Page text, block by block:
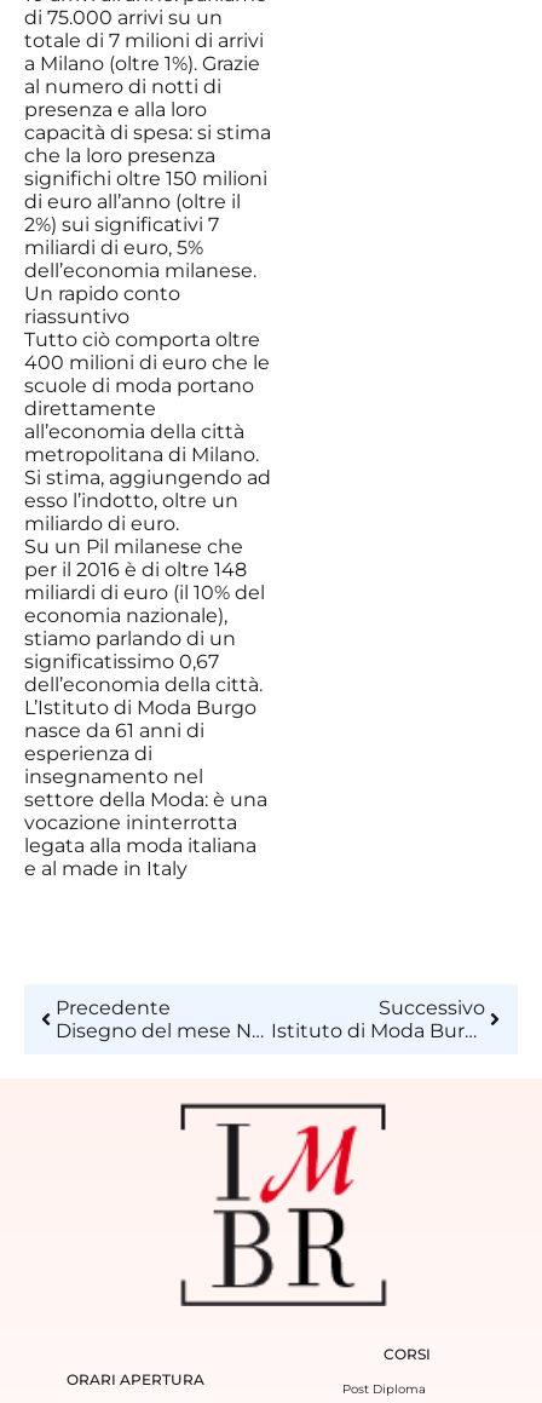
di 75.000 arrivi su un
totale di 7 milioni di arrivi
a Milano (oltre 1%). Grazie
al numero di notti di
presenza e alla loro
capacità di spesa: si stima
che la loro presenza
significhi oltre 150 milioni
di euro all’anno (oltre il
2%) sui significativi 7
miliardi di euro, 5%
dell’economia milanese.
Un rapido conto
riassuntivo
Tutto ciò comporta oltre
400 milioni di euro che le
scuole di moda portano
direttamente
all’economia della città
metropolitana di Milano.
Si stima, aggiungendo ad
esso l’indotto, oltre un
miliardo di euro.
Su un Pil milanese che
per il 2016 è di oltre 148
miliardi di euro (il 10% del
economia nazionale),
stiamo parlando di un
significatissimo 0,67
dell’economia della città.
L’Istituto di Moda Burgo
nasce da 61 anni di
esperienza di
insegnamento nel
settore della Moda: è una
vocazione ininterrotta
legata alla moda italiana
e al made in Italy
Precedente
Disegno del mese Novembre 2017
Successivo
Istituto di Moda Burgo – “Cocktail à la Page”
ORARI APERTURA
CORSI
Post Diploma